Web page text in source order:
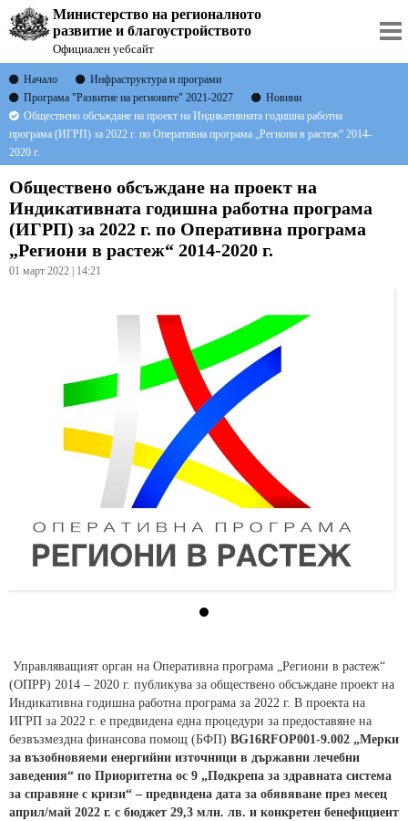
Министерство на регионалното
развитие и благоустройството
Официален уебсайт
Начало
Инфраструктура и програми
Програма "Развитие на регионите" 2021-2027
Новини
Обществено обсъждане на проект на Индикативната годишна работна
програма (ИГРП) за 2022 г. по Оперативна програма „Региони в растеж“ 2014-
2020 г.
Обществено обсъждане на проект на
Индикативната годишна работна програма
(ИГРП) за 2022 г. по Оперативна програма
„Региони в растеж“ 2014-2020 г.
01 март 2022 | 14:21
Управляващият орган на Оперативна програма „Региони в растеж“
(ОПРР) 2014 – 2020 г. публикува за обществено обсъждане проект на
Индикативна годишна работна програма за 2022 г. В проекта на
ИГРП за 2022 г. е предвидена една процедури за предоставяне на
безвъзмездна финансова помощ (БФП) BG16RFOP001-9.002 „Мерки
за възобновяеми енергийни източници в държавни лечебни
заведения“ по Приоритетна ос 9 „Подкрепа за здравната система
за справяне с кризи“ – предвидена дата за обявяване през месец
април/май 2022 г. с бюджет 29,3 млн. лв. и конкретен бенефициент